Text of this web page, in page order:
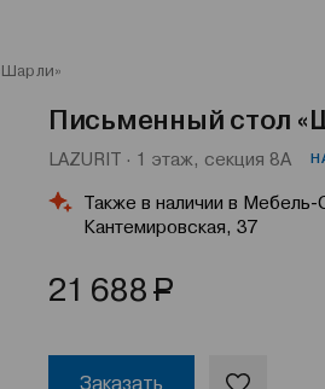
Письменный стол
LAZURIT · 1 этаж, секция 8А
Также в наличии в Мебель-
Кантемировская, 37
21 688 Р
Заказать